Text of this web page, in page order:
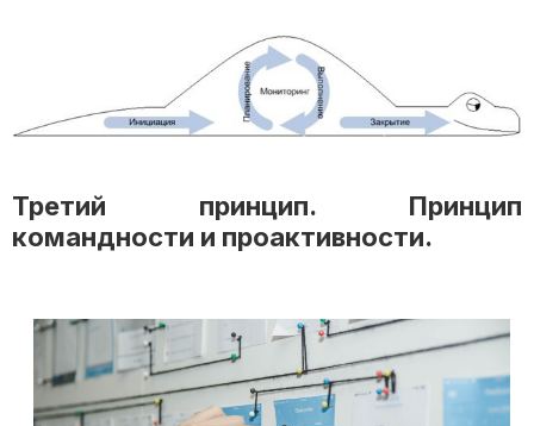
Третий принцип. Принцип
командности и проактивности.